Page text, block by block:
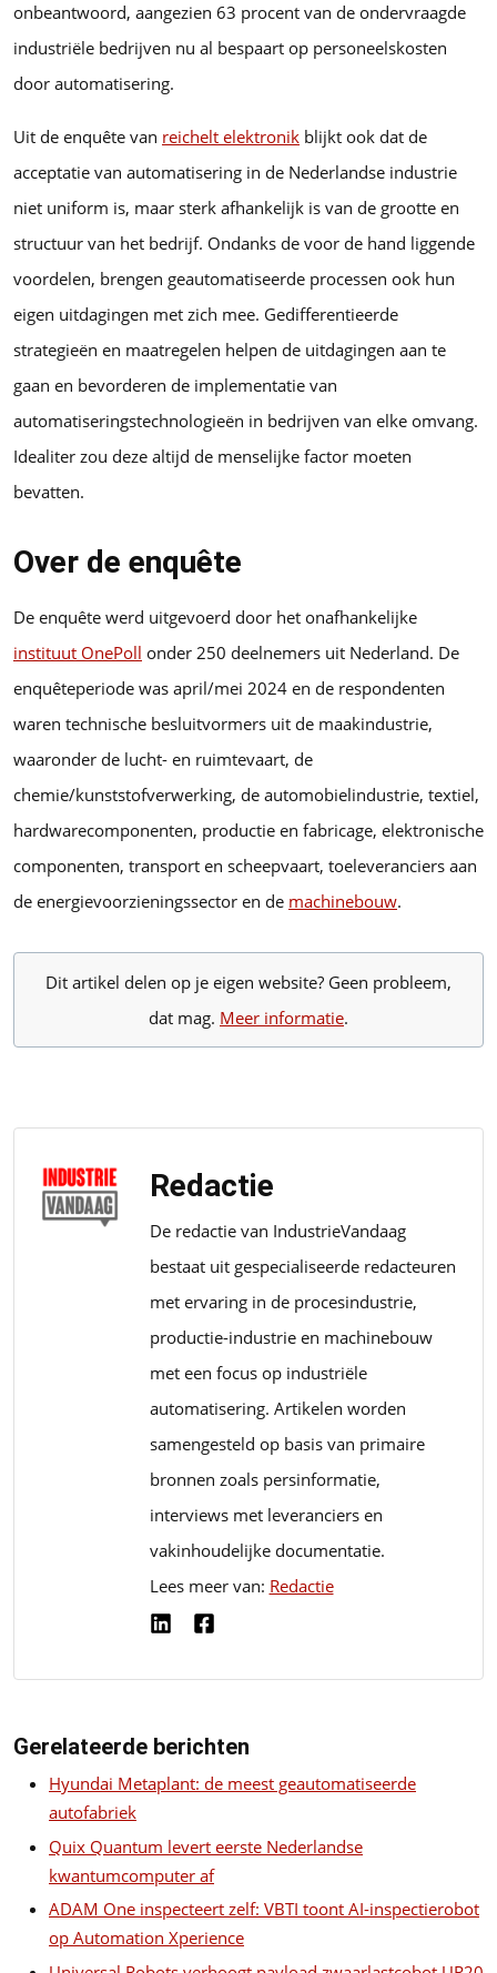
onbeantwoord, aangezien 63 procent van de ondervraagde
industriële bedrijven nu al bespaart op personeelskosten
door automatisering.
Uit de enquête van reichelt elektronik blijkt ook dat de
acceptatie van automatisering in de Nederlandse industrie
niet uniform is, maar sterk afhankelijk is van de grootte en
structuur van het bedrijf. Ondanks de voor de hand liggende
voordelen, brengen geautomatiseerde processen ook hun
eigen uitdagingen met zich mee. Gedifferentieerde
strategieën en maatregelen helpen de uitdagingen aan te
gaan en bevorderen de implementatie van
automatiseringstechnologieën in bedrijven van elke omvang.
Idealiter zou deze altijd de menselijke factor moeten
bevatten.
Over de enquête
De enquête werd uitgevoerd door het onafhankelijke
instituut OnePoll onder 250 deelnemers uit Nederland. De
enquêteperiode was april/mei 2024 en de respondenten
waren technische besluitvormers uit de maakindustrie,
waaronder de lucht- en ruimtevaart, de
chemie/kunststofverwerking, de automobielindustrie, textiel,
hardwarecomponenten, productie en fabricage, elektronische
componenten, transport en scheepvaart, toeleveranciers aan
de energievoorzieningssector en de machinebouw.
Dit artikel delen op je eigen website? Geen probleem,
dat mag. Meer informatie.
Redactie
De redactie van IndustrieVandaag
bestaat uit gespecialiseerde redacteuren
met ervaring in de procesindustrie,
productie-industrie en machinebouw
met een focus op industriële
automatisering. Artikelen worden
samengesteld op basis van primaire
bronnen zoals persinformatie,
interviews met leveranciers en
vakinhoudelijke documentatie.
Lees meer van: Redactie
Gerelateerde berichten
Hyundai Metaplant: de meest geautomatiseerde
autofabriek
Quix Quantum levert eerste Nederlandse
kwantumcomputer af
ADAM One inspecteert zelf: VBTI toont AI-inspectierobot
op Automation Xperience